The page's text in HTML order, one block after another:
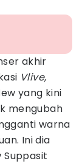
akhir
Vlive,
yang kini
mengubah
warna
Ini dia